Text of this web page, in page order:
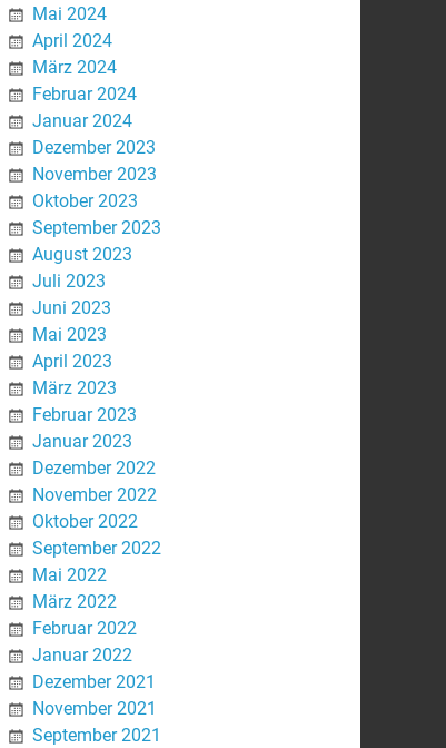
Mai 2024
April 2024
März 2024
Februar 2024
Januar 2024
Dezember 2023
November 2023
Oktober 2023
September 2023
August 2023
Juli 2023
Juni 2023
Mai 2023
April 2023
März 2023
Februar 2023
Januar 2023
Dezember 2022
November 2022
Oktober 2022
September 2022
Mai 2022
März 2022
Februar 2022
Januar 2022
Dezember 2021
November 2021
September 2021